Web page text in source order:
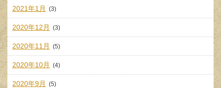
2021年1月 (3)
2020年12月 (3)
2020年11月 (5)
2020年10月 (4)
2020年9月 (5)